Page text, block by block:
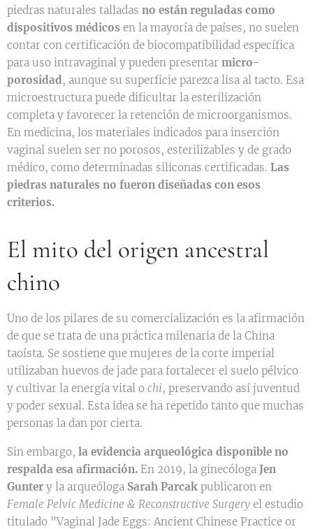
piedras naturales talladas no están reguladas como
dispositivos médicos en la mayoría de países, no suelen
contar con certificación de biocompatibilidad específica
para uso intravaginal y pueden presentar micro-
porosidad, aunque su superficie parezca lisa al tacto. Esa
microestructura puede dificultar la esterilización
completa y favorecer la retención de microorganismos.
En medicina, los materiales indicados para inserción
vaginal suelen ser no porosos, esterilizables y de grado
médico, como determinadas siliconas certificadas. Las
piedras naturales no fueron diseñadas con esos
criterios.
El mito del origen ancestral
chino
Uno de los pilares de su comercialización es la afirmación
de que se trata de una práctica milenaria de la China
taoísta. Se sostiene que mujeres de la corte imperial
utilizaban huevos de jade para fortalecer el suelo pélvico
y cultivar la energía vital o chi, preservando así juventud
y poder sexual. Esta idea se ha repetido tanto que muchas
personas la dan por cierta.
Sin embargo, la evidencia arqueológica disponible no
respalda esa afirmación. En 2019, la ginecóloga Jen
Gunter y la arqueóloga Sarah Parcak publicaron en
Female Pelvic Medicine & Reconstructive Surgery el estudio
titulado "Vaginal Jade Eggs: Ancient Chinese Practice or